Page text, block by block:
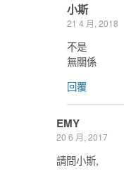
小斯
21 4 月, 2018
不是
無關係
回覆
EMY
20 6 月, 2017
請問小斯,